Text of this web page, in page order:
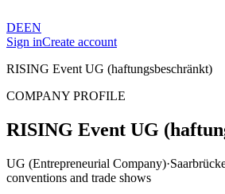
DEEN
Sign inCreate account
RISING Event UG (haftungsbeschränkt)
COMPANY PROFILE
RISING Event UG
UG (Entrepreneurial Company)·
conventions and trade shows